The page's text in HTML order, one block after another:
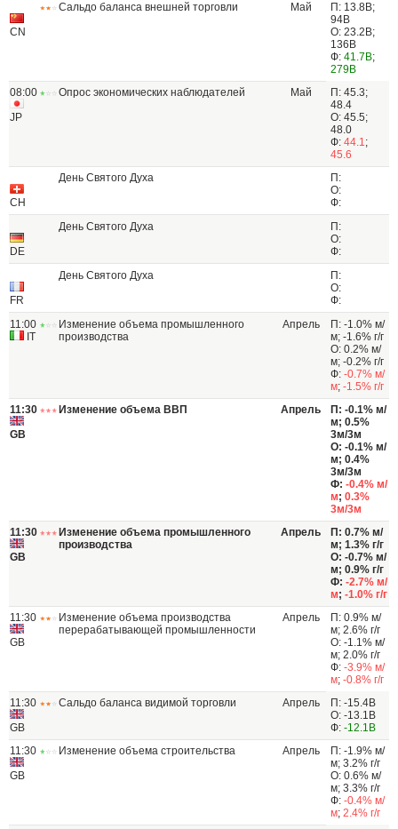
CN
Сальдо баланса внешней торговли Май
П: 13.8B;
94B
О: 23.2B;
136B
Ф: 41.7B;
279B
08:00
JP
Опрос экономических наблюдателей Май
П: 45.3;
48.4
О: 45.5;
48.0
Ф: 44.1;
45.6
CH
День Святого Духа
П:
О:
Ф:
DE
День Святого Духа
П:
О:
Ф:
FR
День Святого Духа
П:
О:
Ф:
11:00
IT
Изменение объема промышленного
производства
Апрель
П: -1.0% м/
м; -1.6% г/г
О: 0.2% м/
м; -0.2% г/г
Ф: -0.7% м/
м; -1.5% г/г
11:30
GB
Изменение объема ВВП Апрель
П: -0.1% м/
м; 0.5%
3м/3м
О: -0.1% м/
м; 0.4%
3м/3м
Ф: -0.4% м/
м; 0.3%
3м/3м
11:30
GB
Изменение объема промышленного
производства
Апрель
П: 0.7% м/
м; 1.3% г/г
О: -0.7% м/
м; 0.9% г/г
Ф: -2.7% м/
м; -1.0% г/г
11:30
GB
Изменение объема производства
перерабатывающей промышленности
Апрель
П: 0.9% м/
м; 2.6% г/г
О: -1.1% м/
м; 2.0% г/г
Ф: -3.9% м/
м; -0.8% г/г
11:30
GB
Сальдо баланса видимой торговли Апрель
П: -15.4B
О: -13.1B
Ф: -12.1B
11:30
GB
Изменение объема строительства Апрель
П: -1.9% м/
м; 3.2% г/г
О: 0.6% м/
м; 3.3% г/г
Ф: -0.4% м/
м; 2.4% г/г